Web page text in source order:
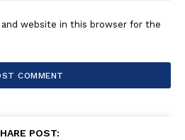
website in this browser for the
POST: